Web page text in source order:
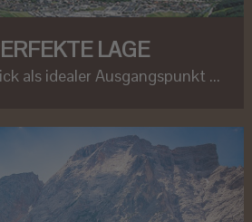
LAGE
als idealer Ausgangspunkt ...